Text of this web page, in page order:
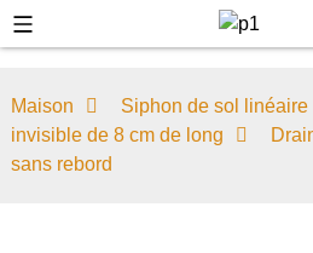
Maison Siphon de sol linéaire
invisible de 8 cm de long
sans rebord